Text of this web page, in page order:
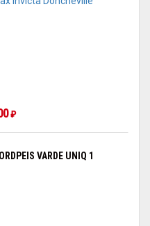
₽
VARDE UNIQ 1